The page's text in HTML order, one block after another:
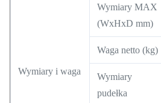
Wymiary i waga
Wymiary MAX
(WxHxD mm)
Waga netto (kg)
Wymiary
pudełka